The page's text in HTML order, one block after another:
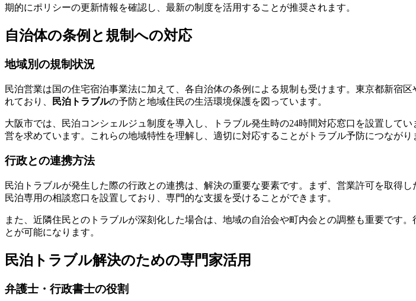
期的にポリシーの更新情報を確認し、最新の制度を活用することが推奨されます。
自治体の条例と規制への対応
地域別の規制状況
民泊営業は国の住宅宿泊事業法に加えて、各自治体の条例による規制も受けます。東京都新宿
れており、
民泊トラブルの予防と地域住民の生活環境保護を図っています。
大阪市では、民泊コンシェルジュ制度を導入し、トラブル発生時の24時間対応窓口を設置して
営を求めています。これらの地域特性を理解し、適切に対応することがトラブル予防につながり
行政との連携方法
民泊トラブルが発生した際の行政との連携は、解決の重要な要素です。まず、営業許可を取得
民泊専用の相談窓口を設置しており、専門的な支援を受けることができます。
また、近隣住民とのトラブルが深刻化した場合は、地域の自治会や町内会との調整も重要です
とが可能になります。
民泊トラブル解決のための専門家活用
弁護士・行政書士の役割